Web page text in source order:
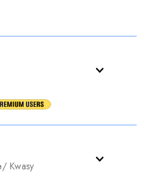
/ Kwasy